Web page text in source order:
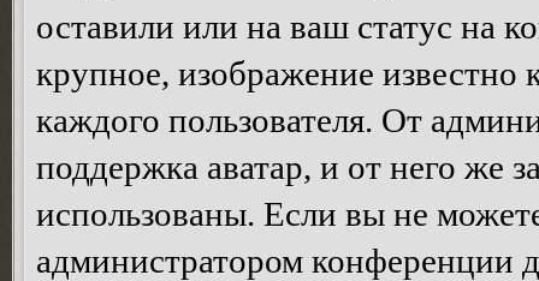
оставили или на ваш статус на
крупное, изображение известно
каждого пользователя. От
поддержка аватар, и от него же
использованы. Если вы не
администратором конференции